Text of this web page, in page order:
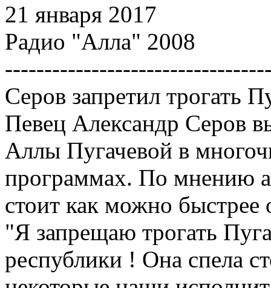
21 января 2017
Радио "Алла" 2008
Серов запретил трогать
Певец Александр Серов
Аллы Пугачевой в
программах. По мнению
стоит как можно быстрее
"Я запрещаю трогать
республики ! Она спела